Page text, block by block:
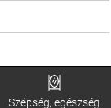
Szépség, egészség